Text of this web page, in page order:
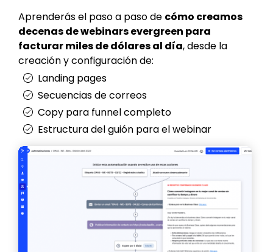
Aprenderás el paso a paso de cómo creamos
decenas de webinars evergreen para
facturar miles de dólares al día, desde la
creación y configuración de:
Landing pages
Secuencias de correos
Copy para funnel completo
Estructura del guión para el webinar